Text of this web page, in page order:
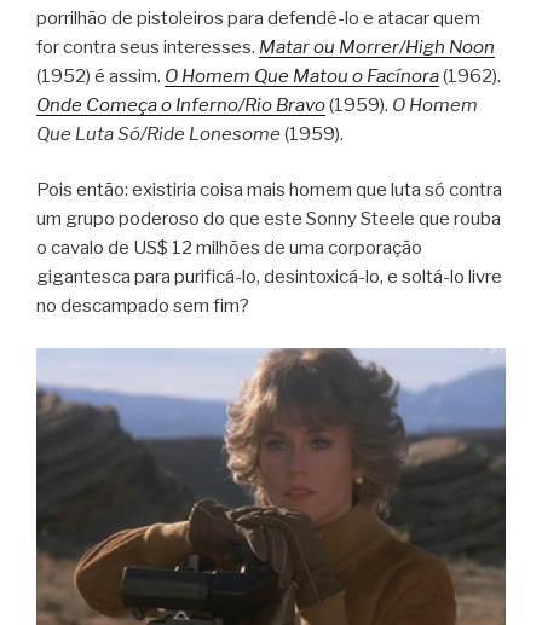
porrilhão de pistoleiros para defendê-lo e atacar quem
for contra seus interesses. Matar ou Morrer/High Noon
(1952) é assim. O Homem Que Matou o Facínora(1962).
Onde Começa o Inferno/Rio Bravo(1959). O Homem
Que Luta Só/Ride Lonesome (1959).
Pois então: existiria coisa mais homem que luta só contra
um grupo poderoso do que este Sonny Steele que rouba
o cavalo de US$ 12 milhões de uma corporação
gigantesca para purificá-lo, desintoxicá-lo, e soltá-lo livre
no descampado sem fim?